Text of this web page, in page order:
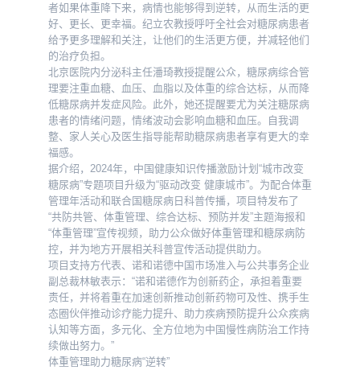
者如果体重降下来，病情也能够得到逆转，从而生活的更
好、更长、更幸福。纪立农教授呼吁全社会对糖尿病患者
给予更多理解和关注，让他们的生活更方便，并减轻他们
的治疗负担。
北京医院内分泌科主任潘琦教授提醒公众，糖尿病综合管
理要注重血糖、血压、血脂以及体重的综合达标，从而降
低糖尿病并发症风险。此外，她还提醒要尤为关注糖尿病
患者的情绪问题，情绪波动会影响血糖和血压。自我调
整、家人关心及医生指导能帮助糖尿病患者享有更大的幸
福感。
据介绍，2024年，中国健康知识传播激励计划“城市改变
糖尿病”专题项目升级为“驱动改变 健康城市”。为配合体重
管理年活动和联合国糖尿病日科普传播，项目特发布了
“共防共管、体重管理、综合达标、预防并发”主题海报和
“体重管理”宣传视频，助力公众做好体重管理和糖尿病防
控，并为地方开展相关科普宣传活动提供助力。
项目支持方代表、诺和诺德中国市场准入与公共事务企业
副总裁林敏表示：“诺和诺德作为创新药企，承担着重要
责任，并将着重在加速创新推动创新药物可及性、携手生
态圈伙伴推动诊疗能力提升、助力疾病预防提升公众疾病
认知等方面，多元化、全方位地为中国慢性病防治工作持
续做出努力。”
体重管理助力糖尿病“逆转”